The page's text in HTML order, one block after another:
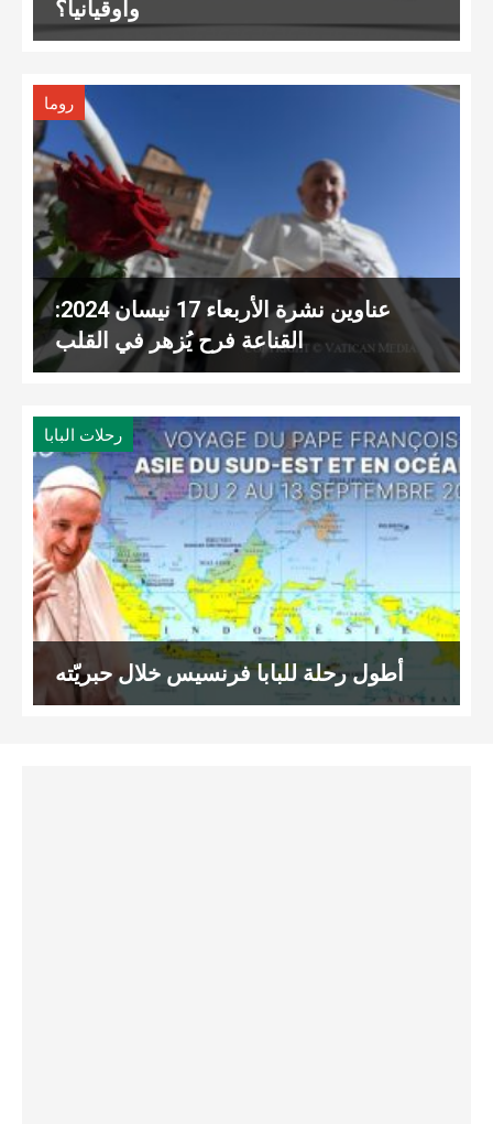
وأوقيانيا؟
روما
عناوين نشرة الأربعاء 17 نيسان 2024:
القناعة فرح يُزهر في القلب
رحلات البابا
أطول رحلة للبابا فرنسيس خلال حبريّته